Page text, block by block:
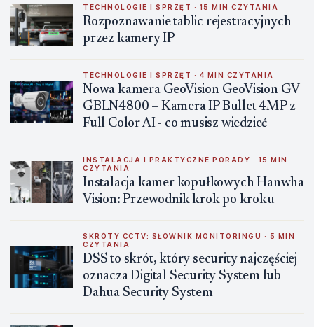
TECHNOLOGIE I SPRZĘT · 15 MIN CZYTANIA
Rozpoznawanie tablic rejestracyjnych
przez kamery IP
TECHNOLOGIE I SPRZĘT · 4 MIN CZYTANIA
Nowa kamera GeoVision GeoVision GV-
GBLN4800 – Kamera IP Bullet 4MP z
Full Color AI - co musisz wiedzieć
INSTALACJA I PRAKTYCZNE PORADY · 15 MIN
CZYTANIA
Instalacja kamer kopułkowych Hanwha
Vision: Przewodnik krok po kroku
SKRÓTY CCTV: SŁOWNIK MONITORINGU · 5 MIN
CZYTANIA
DSS to skrót, który security najczęściej
oznacza Digital Security System lub
Dahua Security System